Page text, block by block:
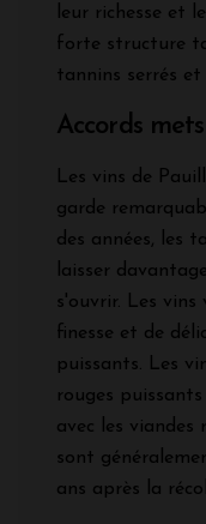
leur richesse et
forte structure
tannins serrés
Accords
Les vins de
garde
des années, les
laisser
s'ouvrir. Les
finesse et de
puissants. Les
rouges
avec les viandes
sont
ans après la